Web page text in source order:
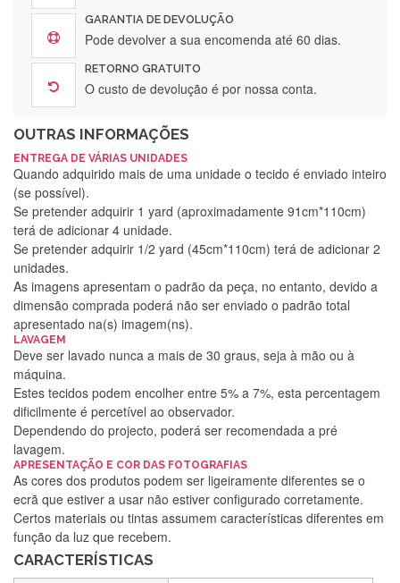
GARANTIA DE DEVOLUÇÃO
Pode devolver a sua encomenda até 60 dias.
RETORNO GRATUITO
O custo de devolução é por nossa conta.
OUTRAS INFORMAÇÕES
ENTREGA DE VÁRIAS UNIDADES
Quando adquirido mais de uma unidade o tecido é enviado inteiro
(se possível).
Se pretender adquirir 1 yard (aproximadamente 91cm*110cm)
terá de adicionar 4 unidade.
Se pretender adquirir 1/2 yard (45cm*110cm) terá de adicionar 2
unidades.
As imagens apresentam o padrão da peça, no entanto, devido a
dimensão comprada poderá não ser enviado o padrão total
apresentado na(s) imagem(ns).
LAVAGEM
Deve ser lavado nunca a mais de 30 graus, seja à mão ou à
máquina.
Estes tecidos podem encolher entre 5% a 7%, esta percentagem
dificilmente é percetível ao observador.
Dependendo do projecto, poderá ser recomendada a pré
lavagem.
APRESENTAÇÃO E COR DAS FOTOGRAFIAS
As cores dos produtos podem ser ligeiramente diferentes se o
ecrã que estiver a usar não estiver configurado corretamente.
Certos materiais ou tintas assumem características diferentes em
função da luz que recebem.
CARACTERÍSTICAS
Silvia Lopes
Encomenda direitinha. Rapidez e segurança. Volto a
encomendar.
Silvia André